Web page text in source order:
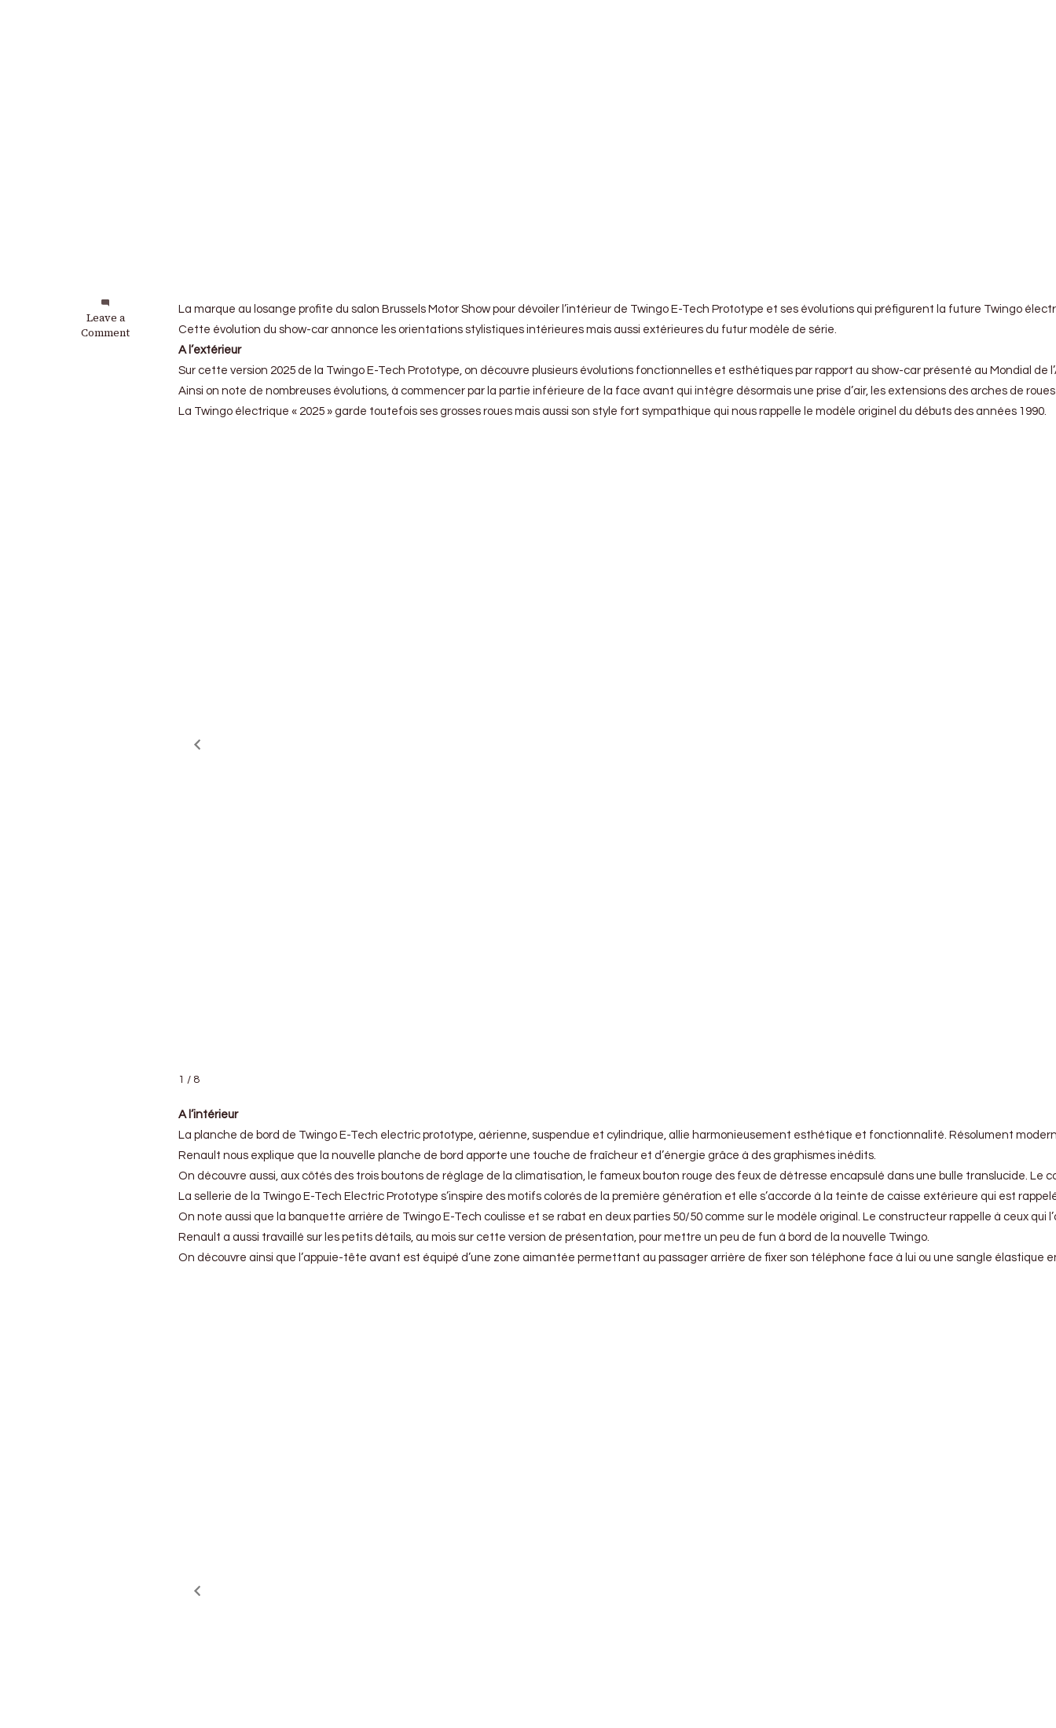
Leave a
Comment
on
Renault
La marque au losange profite du salon Brussels Motor Show pour dévoiler l’intérieur de Twingo E-Tech Prototype et ses évolutions qui préfigurent la future Twingo
Cette évolution du show-car annonce les orientations stylistiques intérieures mais aussi extérieures du futur modèle de série.
A l’extérieur
Sur cette version 2025 de la Twingo E-Tech Prototype, on découvre plusieurs évolutions fonctionnelles et esthétiques par rapport au show-car présenté au Mondial de
Ainsi on note de nombreuses évolutions, à commencer par la partie inférieure de la face avant qui intègre désormais une prise d’air, les extensions des arches de
La Twingo électrique « 2025 » garde toutefois ses grosses roues mais aussi son style fort sympathique qui nous rappelle le modèle originel du débuts des années 1990.
1 / 8
A l’intérieur
La planche de bord de Twingo E-Tech electric prototype, aérienne, suspendue et cylindrique, allie harmonieusement esthétique et fonctionnalité. Résolument
Renault nous explique que la nouvelle planche de bord apporte une touche de fraîcheur et d’énergie grâce à des graphismes inédits.
On découvre aussi, aux côtés des trois boutons de réglage de la climatisation, le fameux bouton rouge des feux de détresse encapsulé dans une bulle translucide. Le
La sellerie de la Twingo E-Tech Electric Prototype s’inspire des motifs colorés de la première génération et elle s’accorde à la teinte de caisse extérieure qui est
On note aussi que la banquette arrière de Twingo E-Tech coulisse et se rabat en deux parties 50/50 comme sur le modèle original. Le constructeur rappelle à ceux
Renault a aussi travaillé sur les petits détails, au mois sur cette version de présentation, pour mettre un peu de fun à bord de la nouvelle Twingo.
On découvre ainsi que l’appuie-tête avant est équipé d’une zone aimantée permettant au passager arrière de fixer son téléphone face à lui ou une sangle